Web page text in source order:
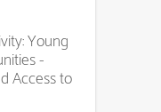
Young
-
Access to